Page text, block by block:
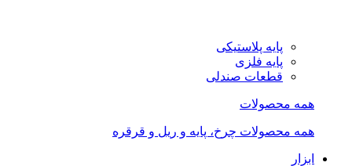
پایه پلاستیکی
پایه فلزی
قطعات صندلی
همه محصولات
همه محصولات چرخ، پایه و ریل و قرقره
ابزار